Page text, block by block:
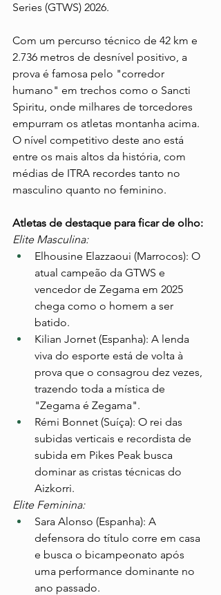
Series (GTWS) 2026.
Com um percurso técnico de 42 km e
2.736 metros de desnível positivo, a
prova é famosa pelo "corredor
humano" em trechos como o Sancti
Spiritu, onde milhares de torcedores
empurram os atletas montanha acima.
O nível competitivo deste ano está
entre os mais altos da história, com
médias de ITRA recordes tanto no
masculino quanto no feminino.
Atletas de destaque para ficar de olho:
Elite Masculina:
Elhousine Elazzaoui (Marrocos): O
atual campeão da GTWS e
vencedor de Zegama em 2025
chega como o homem a ser
batido.
Kilian Jornet (Espanha): A lenda
viva do esporte está de volta à
prova que o consagrou dez vezes,
trazendo toda a mística de
"Zegama é Zegama".
Rémi Bonnet (Suíça): O rei das
subidas verticais e recordista de
subida em Pikes Peak busca
dominar as cristas técnicas do
Aizkorri.
Elite Feminina:
Sara Alonso (Espanha): A
defensora do título corre em casa
e busca o bicampeonato após
uma performance dominante no
ano passado.